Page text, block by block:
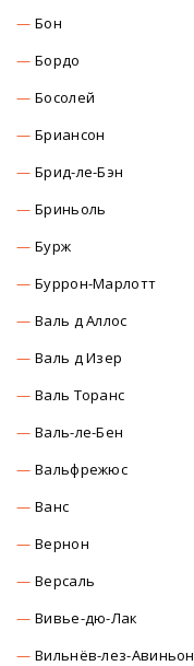
Бон
Бордо
Босолей
Бриансон
Брид-ле-Бэн
Бриньоль
Бурж
Буррон-Марлотт
Валь д Аллос
Валь д Изер
Валь Торанс
Валь-ле-Бен
Вальфрежюс
Ванс
Вернон
Версаль
Вивье-дю-Лак
Вильнёв-лез-Авиньон